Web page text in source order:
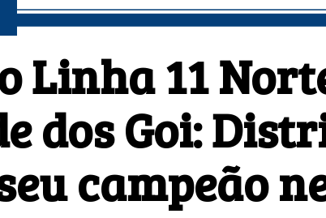
Linha 11
dos Goi:
campeão